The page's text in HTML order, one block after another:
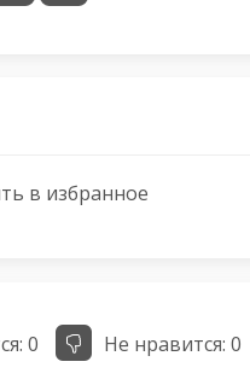
в избранное
0 Не нравится: 0